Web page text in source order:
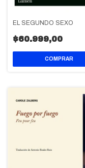
EL SEGUNDO SEXO
$60.999,00